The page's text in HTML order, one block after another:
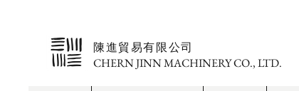
​陳進貿易有限公司
CHERN JINN MACHINERY CO., LTD.